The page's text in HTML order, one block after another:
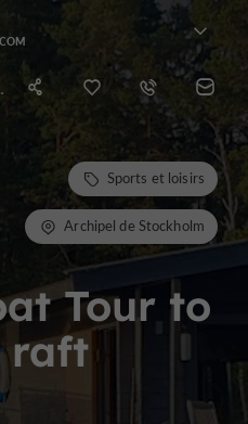
Tour to
raft
Sports et loisirs
Archipel de Stockholm